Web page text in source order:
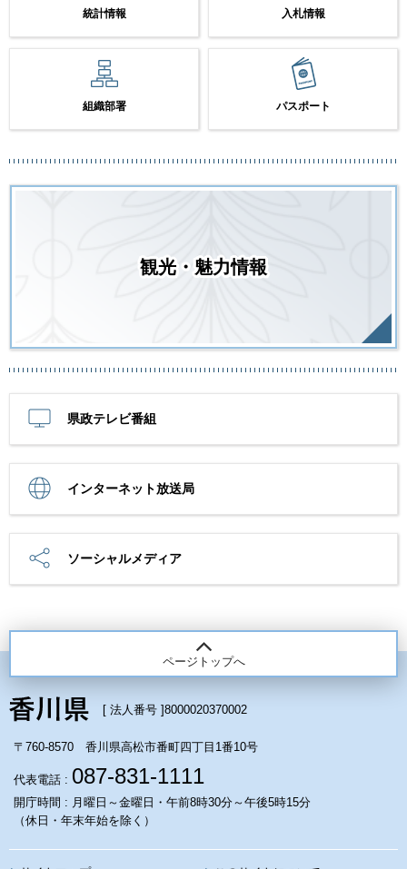
統計情報 入札情報
組織部署 パスポート
観光・魅力情報
県政テレビ番組
インターネット放送局
ソーシャルメディア
ページトップへ
[ 法人番号 ]8000020370002
〒760-8570 香川県高松市番町四丁目1番10号
代表電話 : 087-831-1111
開庁時間 : 月曜日～金曜日・午前8時30分～午後5時15分
（休日・年末年始を除く）